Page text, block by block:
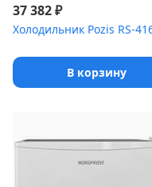
37 382₽
В корзину